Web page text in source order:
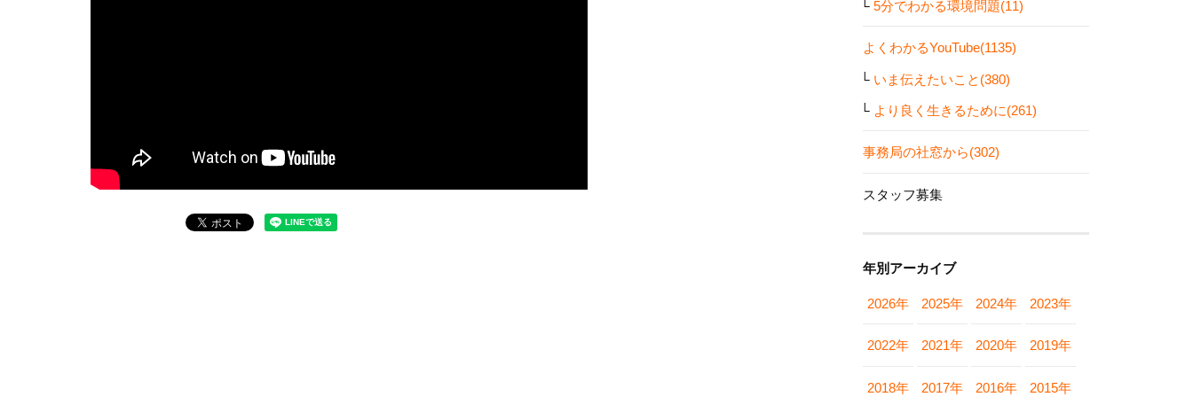
5分でわかる環境問題(11)
よくわかるYouTube(1135)
いま伝えたいこと(380)
より良く生きるために(261)
事務局の社窓から(302)
スタッフ募集
年別アーカイブ
2026年 2025年 2024年 2023年
2022年 2021年 2020年 2019年
2018年 2017年 2016年 2015年